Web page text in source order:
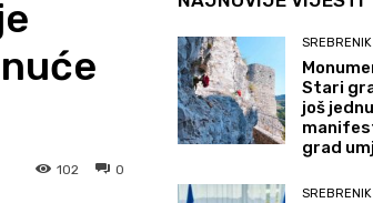
0
102
SREBRENIK
Stari
još
grad
SREBRENIK